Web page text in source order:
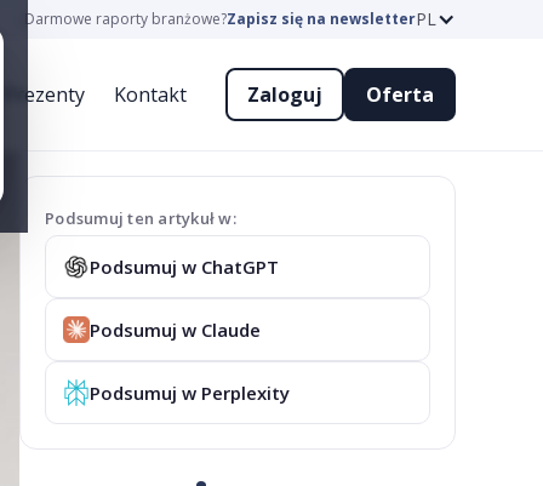
Darmowe raporty branżowe?Zapisz się na newsletterPL
Prezenty Kontakt Zaloguj Oferta
Podsumuj ten artykuł w:
Podsumuj w ChatGPT
Podsumuj w Claude
Podsumuj w Perplexity